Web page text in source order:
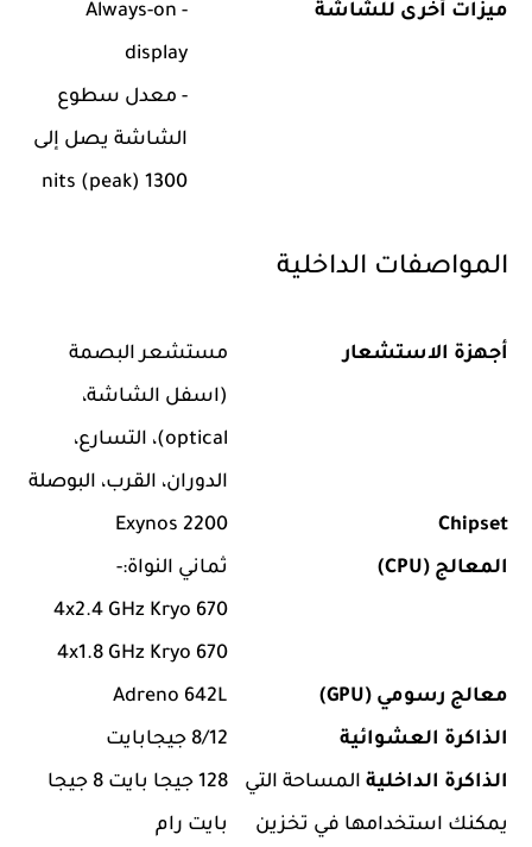
ميزات أخرى للشاشة
- Always-on
display
- معدل سطوع
الشاشة يصل إلى
1300 nits (peak)
المواصفات الداخلية
أجهزة الاستشعار
مستشعر البصمة
(اسفل الشاشة،
optical)، التسارع،
الدوران، القرب، البوصلة
Chipset
Exynos 2200
المعالج (CPU)
ثماني النواة:-
4x2.4 GHz Kryo 670
4x1.8 GHz Kryo 670
معالج رسومي (GPU)
Adreno 642L
الذاكرة العشوائية
8/12 جيجابايت
الذاكرة الداخلية المساحة التي
يمكنك استخدامها في تخزين
128 جيجا بايت 8 جيجا
بايت رام